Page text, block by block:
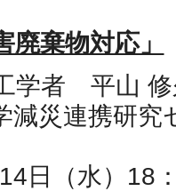
廃棄物対応」
学者 平山
連携研究
14日（水）